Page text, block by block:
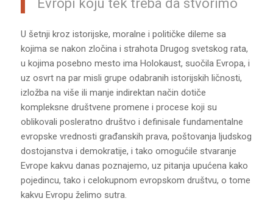
Evropi koju tek treba da stvorimo
U šetnji kroz istorijske, moralne i političke dileme sa
kojima se nakon zločina i strahota Drugog svetskog rata,
u kojima posebno mesto ima Holokaust, suočila Evropa, i
uz osvrt na par misli grupe odabranih istorijskih ličnosti,
izložba na više ili manje indirektan način dotiče
kompleksne društvene promene i procese koji su
oblikovali posleratno društvo i definisale fundamentalne
evropske vrednosti građanskih prava, poštovanja ljudskog
dostojanstva i demokratije, i tako omogućile stvaranje
Evrope kakvu danas poznajemo, uz pitanja upućena kako
pojedincu, tako i celokupnom evropskom društvu, o tome
kakvu Evropu želimo sutra.